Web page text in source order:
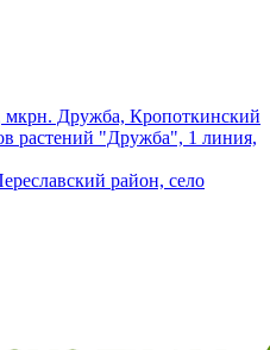
Дружба, Кропоткинский
растений "Дружба", 1 линия,
район, село